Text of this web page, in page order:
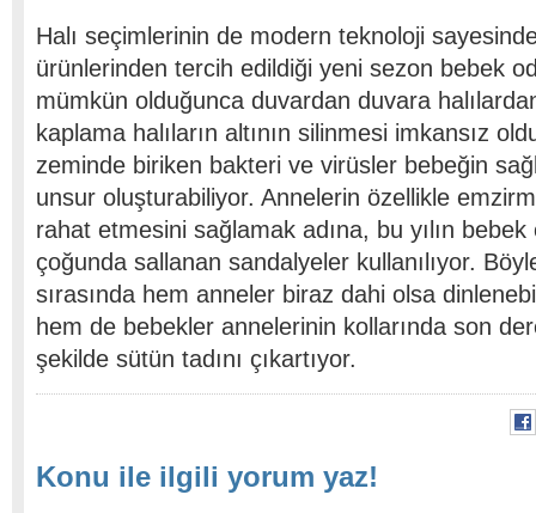
Halı seçimlerinin de modern teknoloji
ürünlerinden tercih edildiği yeni sezon bebek
mümkün olduğunca duvardan duvara
kaplama halıların altının silinmesi imkansız
zeminde biriken bakteri ve virüsler bebeğin
unsur oluşturabiliyor. Annelerin özellikle
rahat etmesini sağlamak adına, bu yılın bebek
çoğunda sallanan sandalyeler kullanılıyor.
sırasında hem anneler biraz dahi olsa
hem de bebekler annelerinin kollarında son
şekilde sütün tadını çıkartıyor.
Konu ile ilgili yorum yaz!